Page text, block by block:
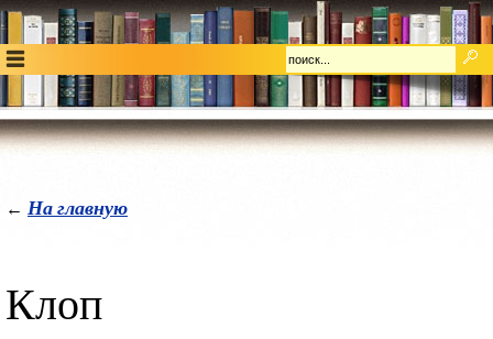
← На главную
Клоп